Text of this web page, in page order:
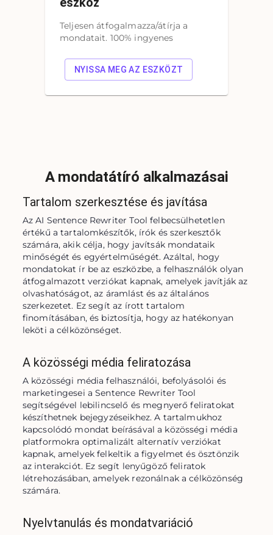
Teljesen átfogalmazza/átírja a
mondatait. 100% ingyenes
NYISSA MEG AZ ESZKÖZT
A mondatátíró alkalmazásai
Tartalom szerkesztése és javítása
Az AI Sentence Rewriter Tool felbecsülhetetlen
értékű a tartalomkészítők, írók és szerkesztők
számára, akik célja, hogy javítsák mondataik
minőségét és egyértelműségét. Azáltal, hogy
mondatokat ír be az eszközbe, a felhasználók olyan
átfogalmazott verziókat kapnak, amelyek javítják az
olvashatóságot, az áramlást és az általános
szerkezetet. Ez segít az írott tartalom
finomításában, és biztosítja, hogy az hatékonyan
leköti a célközönséget.
A közösségi média feliratozása
A közösségi média felhasználói, befolyásolói és
marketingesei a Sentence Rewriter Tool
segítségével lebilincselő és megnyerő feliratokat
készíthetnek bejegyzéseikhez. A tartalmukhoz
kapcsolódó mondat beírásával a közösségi média
platformokra optimalizált alternatív verziókat
kapnak, amelyek felkeltik a figyelmet és ösztönzik
az interakciót. Ez segít lenyűgöző feliratok
létrehozásában, amelyek rezonálnak a célközönség
számára.
Nyelvtanulás és mondatvariáció